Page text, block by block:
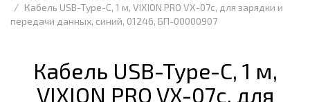
Кабель USB-Type-C, 1 м, VIXION PRO VX-07c, для зарядки и
передачи данных, синий, 01246, БП-00000907
Кабель USB-Type-C, 1 м,
VIXION PRO VX-07c, для